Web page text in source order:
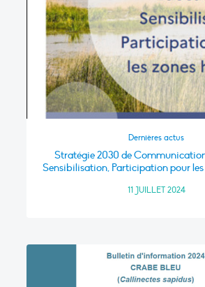
Dernières actus
Stratégie 2030 de
Sensibilisation, Participation pour
11 JUILLET 2024